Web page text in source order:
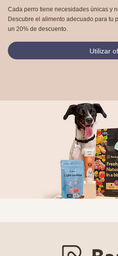
Cada perro tiene necesidades únicas y
Descubre el alimento adecuado para tu
un 20% de descuento.
Utilizar